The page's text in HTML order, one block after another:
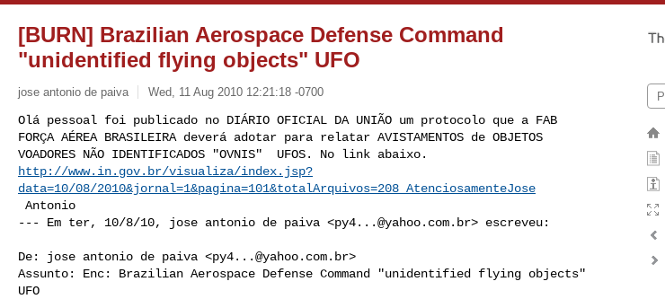
[BURN] Brazilian Aerospace Defense Command
"unidentified flying objects" UFO
jose antonio de paiva Wed, 11 Aug 2010 12:21:18 -0700
Olá pessoal foi publicado no DIÁRIO OFICIAL DA UNIÃO um protocolo que a FAB
FORÇA AÉREA BRASILEIRA deverá adotar para relatar AVISTAMENTOS de OBJETOS
http://www.in.gov.br/visualiza/index.jsp?
data=10/08/2010&jornal=1&pagina=101&totalArquivos=208 AtenciosamenteJose
--- Em ter, 10/8/10, jose antonio de paiva <py4...@yahoo.com.br> escreveu:
De: jose antonio de paiva <py4...@yahoo.com.br>
Assunto: Enc: Brazilian Aerospace Defense Command "unidentified flying objects"
UFO